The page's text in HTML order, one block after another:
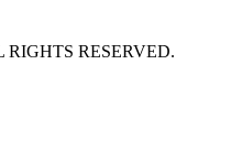
RESERVED.